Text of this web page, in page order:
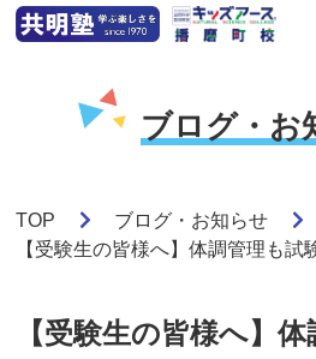
ブログ・お
TOP
ブログ・お知らせ
【受験生の皆様へ】体調管理も試
【受験生の皆様へ】